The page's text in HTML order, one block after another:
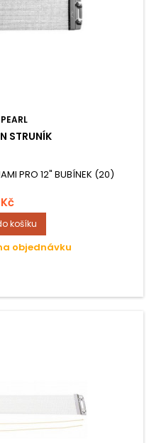
PEARL
STRUNÍK
PRO 12" BUBÍNEK (20)
košíku
objednávku